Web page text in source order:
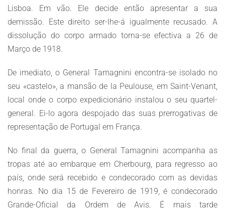
Lisboa. Em vão. Ele decide então apresentar a sua
demissão. Este direito ser-lhe-á igualmente recusado. A
dissolução do corpo armado torna-se efectiva a 26 de
Março de 1918.
De imediato, o General Tamagnini encontra-se isolado no
seu «castelo», a mansão de la Peulouse, em Saint-Venant,
local onde o corpo expedicionário instalou o seu quartel-
general. Ei-lo agora despojado das suas prerrogativas de
representação de Portugal em França.
No final da guerra, o General Tamagnini acompanha as
tropas até ao embarque em Cherbourg, para regresso ao
país, onde será recebido e condecorado com as devidas
honras. No dia 15 de Fevereiro de 1919, é condecorado
Grande-Oficial da Ordem de Avis. É mais tarde